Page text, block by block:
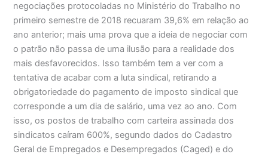
negociações protocoladas no Ministério do Trabalho no
primeiro semestre de 2018 recuaram 39,6% em relação ao
ano anterior; mais uma prova que a ideia de negociar com
o patrão não passa de uma ilusão para a realidade dos
mais desfavorecidos. Isso também tem a ver com a
tentativa de acabar com a luta sindical, retirando a
obrigatoriedade do pagamento de imposto sindical que
corresponde a um dia de salário, uma vez ao ano. Com
isso, os postos de trabalho com carteira assinada dos
sindicatos caíram 600%, segundo dados do Cadastro
Geral de Empregados e Desempregados (Caged) e do